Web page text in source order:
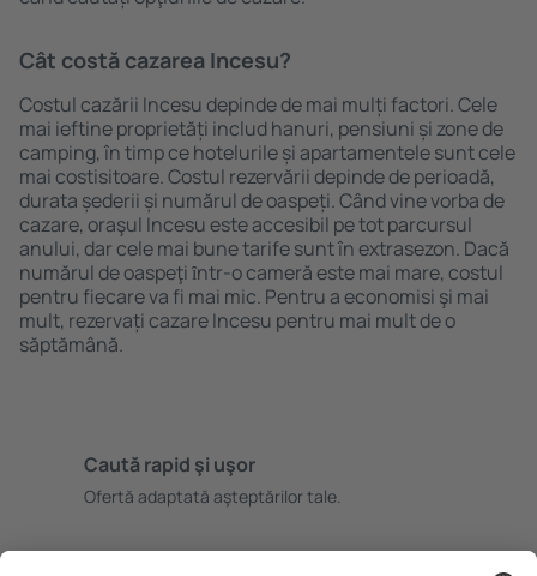
Cât costă cazarea Incesu?
Costul cazării Incesu depinde de mai mulți factori. Cele
mai ieftine proprietăți includ hanuri, pensiuni și zone de
camping, în timp ce hotelurile și apartamentele sunt cele
mai costisitoare. Costul rezervării depinde de perioadă,
durata șederii și numărul de oaspeți. Când vine vorba de
cazare, oraşul Incesu este accesibil pe tot parcursul
anului, dar cele mai bune tarife sunt în extrasezon. Dacă
numărul de oaspeţi ȋntr-o cameră este mai mare, costul
pentru fiecare va fi mai mic. Pentru a economisi şi mai
mult, rezervați cazare Incesu pentru mai mult de o
săptămână.
Caută rapid şi uşor
Ofertă adaptată aşteptărilor tale.